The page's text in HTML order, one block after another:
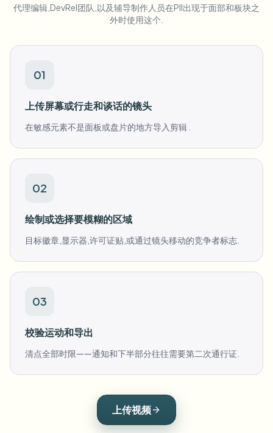
一次处理多个视频
视频智能
批量背景移除
代理编辑,DevRel团队,以及辅导制作人员在PII出现于面部和板块之
外时使用这个.
01
上传屏幕或行走和谈话的镜头
在敏感元素不是面板或盘片的地方导入剪辑 .
02
绘制或选择要模糊的区域
目标徽章,显示器,许可证贴,或通过镜头移动的竞争者标志.
03
校验运动和导出
清点全部时限——通知和下半部分往往需要第二次通行证.
上传视频